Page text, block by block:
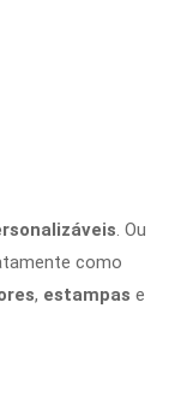
. Ou
como
, estampas e